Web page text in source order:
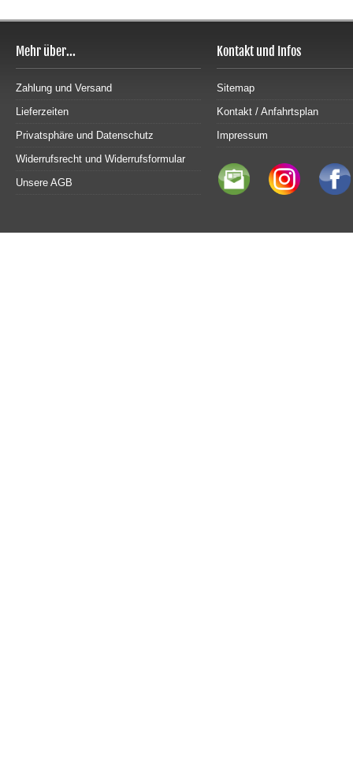
Mehr über...
Zahlung und Versand
Lieferzeiten
Privatsphäre und Datenschutz
Widerrufsrecht und Widerrufsformular
Unsere AGB
Kontakt und Infos
Sitemap
Kontakt / Anfahrtsplan
Impressum